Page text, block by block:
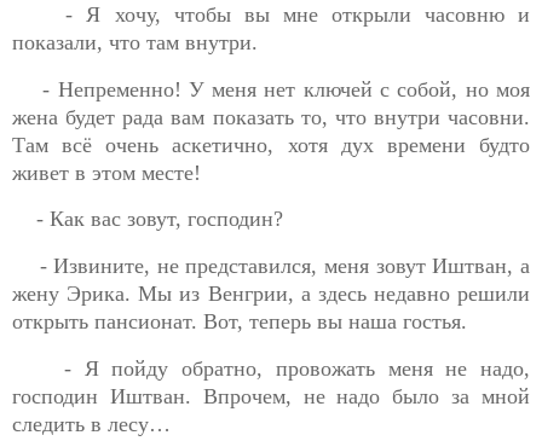
- Я хочу, чтобы вы мне открыли часовню и
показали, что там внутри.
- Непременно! У меня нет ключей с собой, но моя
жена будет рада вам показать то, что внутри часовни.
Там всё очень аскетично, хотя дух времени будто
живет в этом месте!
- Как вас зовут, господин?
- Извините, не представился, меня зовут Иштван, а
жену Эрика. Мы из Венгрии, а здесь недавно решили
открыть пансионат. Вот, теперь вы наша гостья.
- Я пойду обратно, провожать меня не надо,
господин Иштван. Впрочем, не надо было за мной
следить в лесу…